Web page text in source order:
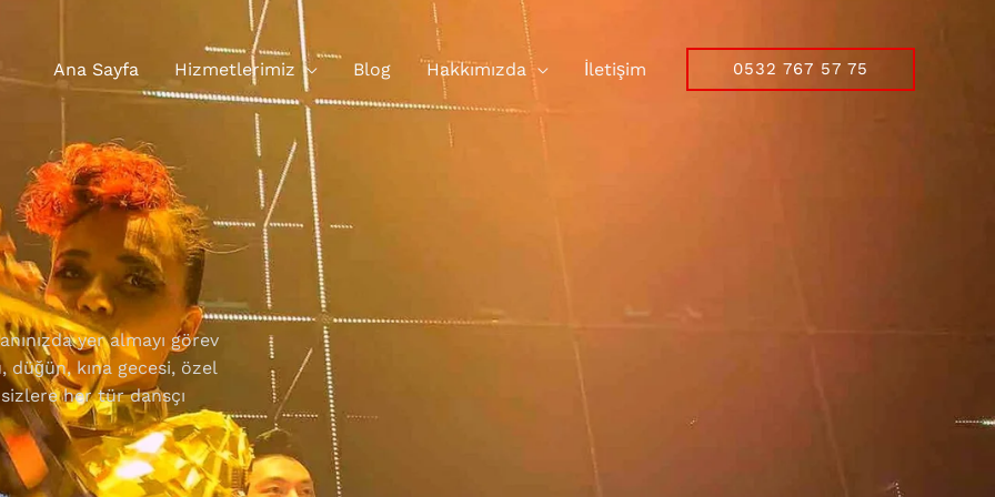
Ana Sayfa
Hizmetlerimiz Blog Hakkımızda İletişim 0532 767 57 75
yer almayı görev
kına gecesi, özel
her tür dansçı